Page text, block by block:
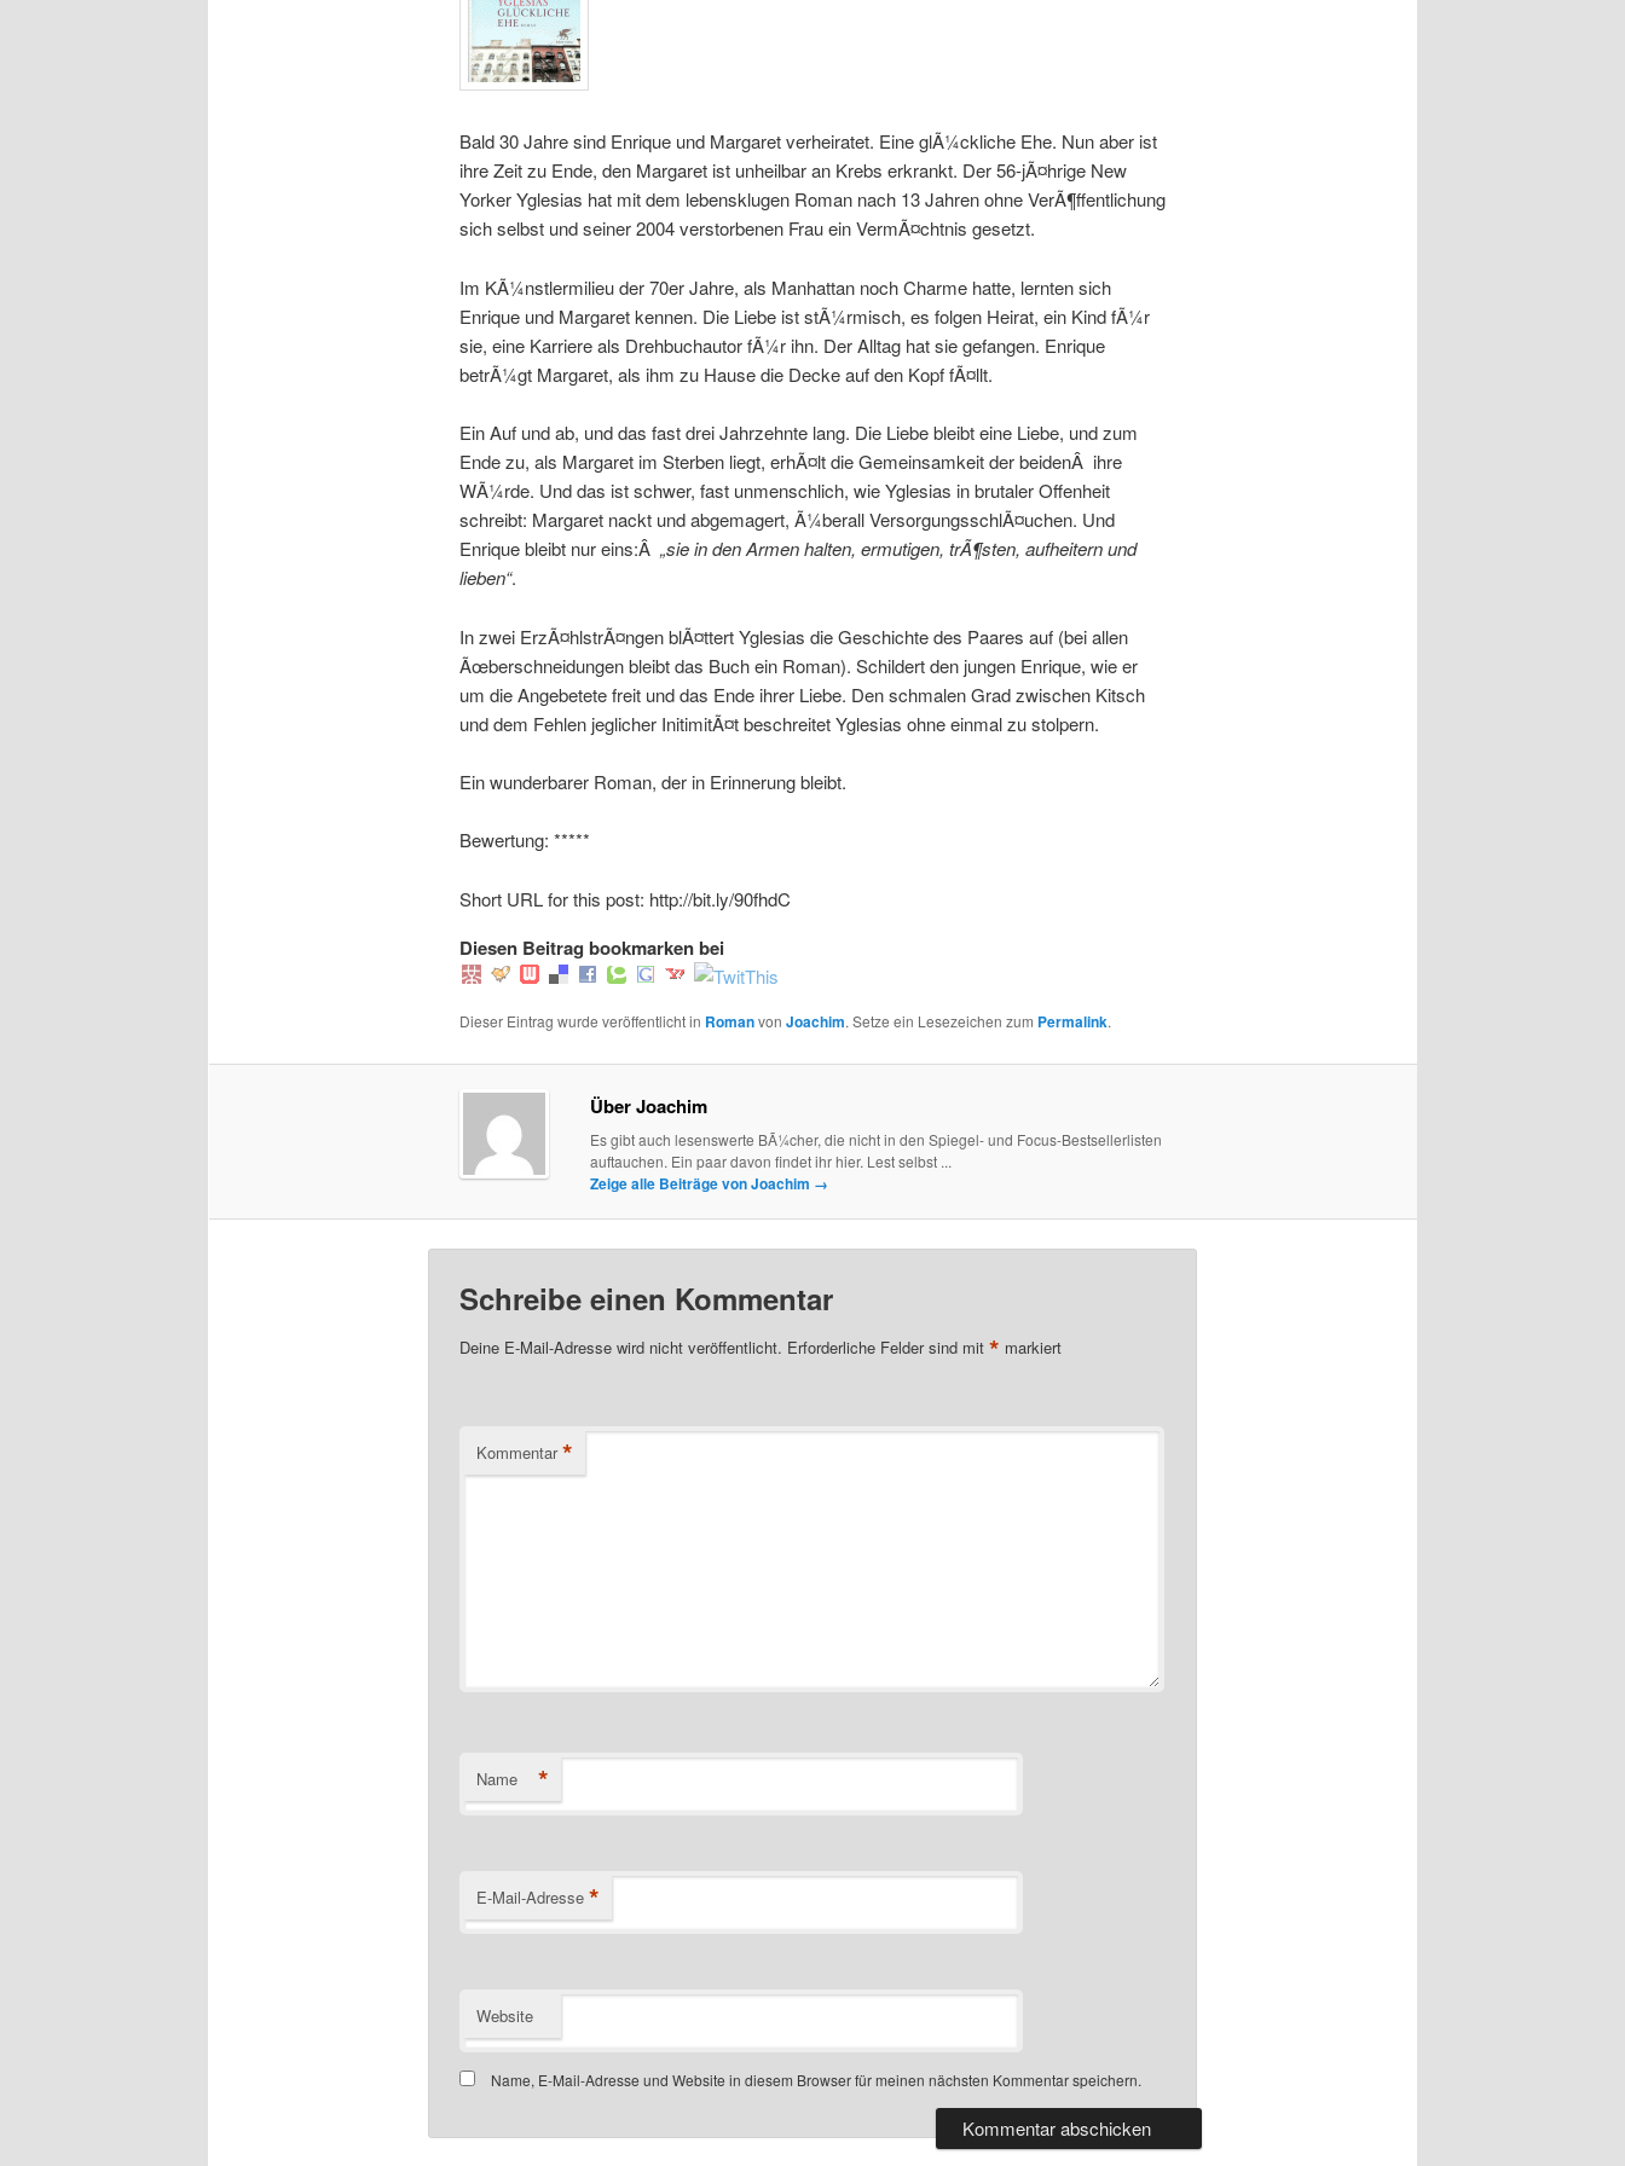
Bald 30 Jahre sind Enrique und Margaret verheiratet. Eine glÃ¼ckliche Ehe. Nun aber ist
ihre Zeit zu Ende, den Margaret ist unheilbar an Krebs erkrankt. Der 56-jÃ¤hrige New
Yorker Yglesias hat mit dem lebensklugen Roman nach 13 Jahren ohne VerÃ¶ffentlichung
sich selbst und seiner 2004 verstorbenen Frau ein VermÃ¤chtnis gesetzt.
Im KÃ¼nstlermilieu der 70er Jahre, als Manhattan noch Charme hatte, lernten sich
Enrique und Margaret kennen. Die Liebe ist stÃ¼rmisch, es folgen Heirat, ein Kind fÃ¼r
sie, eine Karriere als Drehbuchautor fÃ¼r ihn. Der Alltag hat sie gefangen. Enrique
betrÃ¼gt Margaret, als ihm zu Hause die Decke auf den Kopf fÃ¤llt.
Ein Auf und ab, und das fast drei Jahrzehnte lang. Die Liebe bleibt eine Liebe, und zum
Ende zu, als Margaret im Sterben liegt, erhÃ¤lt die Gemeinsamkeit der beidenÂ ihre
WÃ¼rde. Und das ist schwer, fast unmenschlich, wie Yglesias in brutaler Offenheit
schreibt: Margaret nackt und abgemagert, Ã¼berall VersorgungsschlÃ¤uchen. Und
Enrique bleibt nur eins:Â „sie in den Armen halten, ermutigen, trÃ¶sten, aufheitern und
lieben“.
In zwei ErzÃ¤hlstrÃ¤ngen blÃ¤ttert Yglesias die Geschichte des Paares auf (bei allen
Ãœberschneidungen bleibt das Buch ein Roman). Schildert den jungen Enrique, wie er
um die Angebetete freit und das Ende ihrer Liebe. Den schmalen Grad zwischen Kitsch
und dem Fehlen jeglicher InitimitÃ¤t beschreitet Yglesias ohne einmal zu stolpern.
Ein wunderbarer Roman, der in Erinnerung bleibt.
Bewertung: *****
Short URL for this post: http://bit.ly/90fhdC
Diesen Beitrag bookmarken bei
Dieser Eintrag wurde veröffentlicht in Romanvon Joachim. Setze ein Lesezeichen zum Permalink.
Über Joachim
Es gibt auch lesenswerte BÃ¼cher, die nicht in den Spiegel- und Focus-Bestsellerlisten
auftauchen. Ein paar davon findet ihr hier. Lest selbst ...
Zeige alle Beiträge von Joachim →
Schreibe einen Kommentar
Deine E-Mail-Adresse wird nicht veröffentlicht. Erforderliche Felder sind mit * markiert
Kommentar *
Name *
E-Mail-Adresse *
Website
Name, E-Mail-Adresse und Website in diesem Browser für meinen nächsten Kommentar speichern.